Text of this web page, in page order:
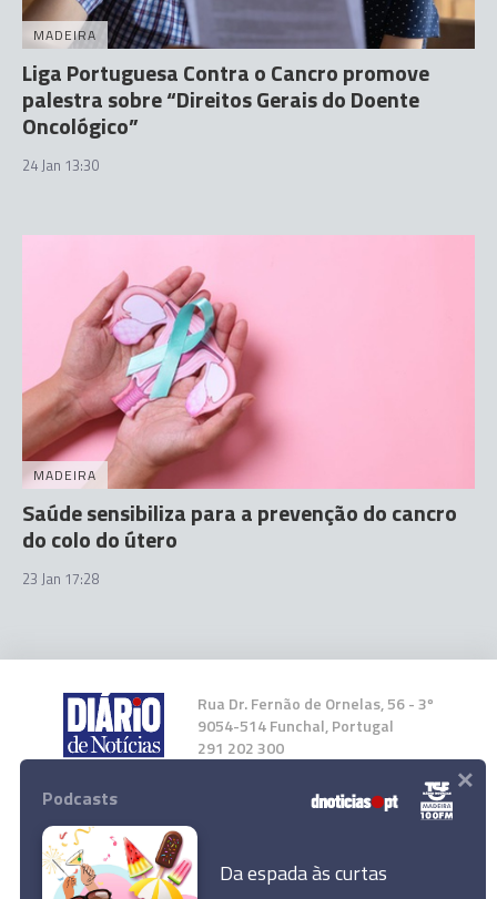
MADEIRA
Liga Portuguesa Contra o Cancro promove
palestra sobre “Direitos Gerais do Doente
Oncológico”
24 Jan 13:30
MADEIRA
Saúde sensibiliza para a prevenção do cancro
do colo do útero
23 Jan 17:28
Rua Dr. Fernão de Ornelas, 56 - 3º
9054-514 Funchal, Portugal
291 202 300
Instale a nossa App
Podcasts
Da espada às curtas
×